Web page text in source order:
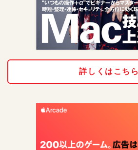
詳しくはこちら